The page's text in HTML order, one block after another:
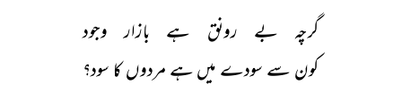
گرچہ بے رونق ہے بازار وجود
کون سے سودے میں ہے مردوں کا سود؟